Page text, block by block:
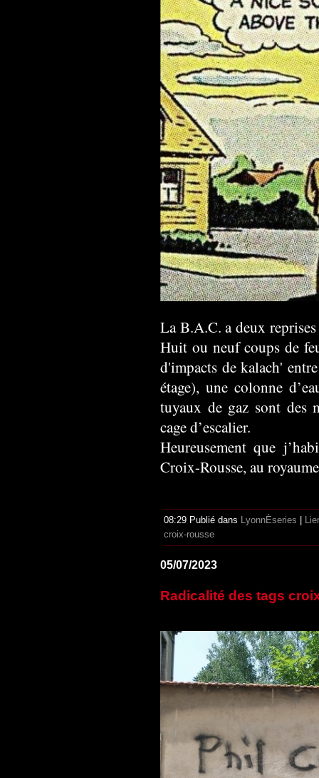
La B.A.C. a deux
Huit ou neuf coups de
d'impacts de kalach'
étage), une colonne
tuyaux de gaz sont des
cage d’escalier.
Heureusement que
Croix-Rousse, au
08:29 Publié dans LyonnÈseries
croix-rousse
05/07/2023
Radicalité des tags